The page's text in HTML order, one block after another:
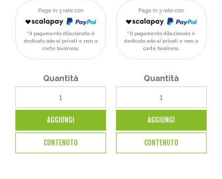
Paga in 3 rate con
Il pagamento dilazionato è
dedicato solo ai privati e non a
carte business.
Quantità
AGGIUNGI
CONTENUTO
Paga in 3 rate con
Il pagamento dilazionato è
dedicato solo ai privati e non a
carte business.
Quantità
AGGIUNGI
CONTENUTO